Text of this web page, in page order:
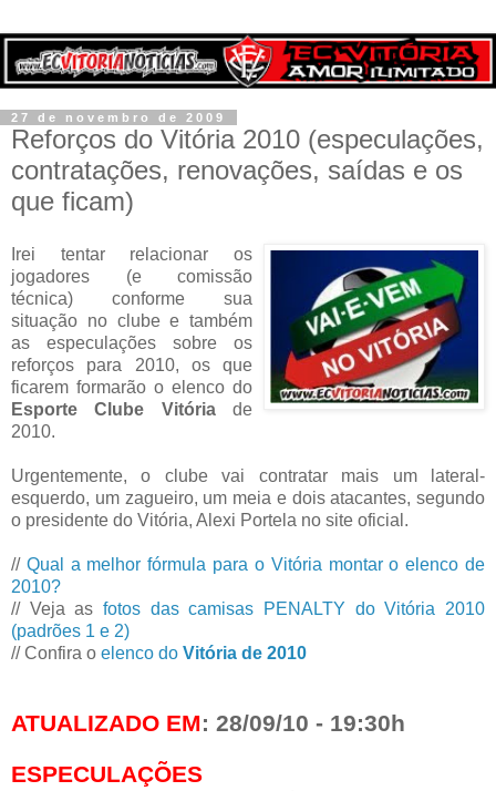
27 de novembro de 2009
Reforços do Vitória 2010 (especulações,
contratações, renovações, saídas e os
que ficam)
Irei tentar relacionar os
jogadores (e comissão
técnica) conforme sua
situação no clube e também
as especulações sobre os
reforços para 2010, os que
ficarem formarão o elenco do
Esporte Clube Vitóriade
2010.
Urgentemente, o clube vai contratar mais um lateral-
esquerdo, um zagueiro, um meia e dois atacantes, segundo
o presidente do Vitória, Alexi Portela no site oficial.
// Qual a melhor fórmula para o Vitória montar o elenco de
2010?
// Veja as fotos das camisas PENALTY do Vitória 2010
(padrões 1 e 2)
// Confira o elenco do Vitória de 2010
ATUALIZADO EM: 28/09/10 - 19:30h
ESPECULAÇÕES